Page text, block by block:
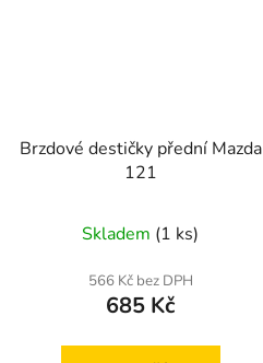
Brzdové destičky přední Mazda
121
Skladem (1 ks)
566 Kč bez DPH
685 Kč